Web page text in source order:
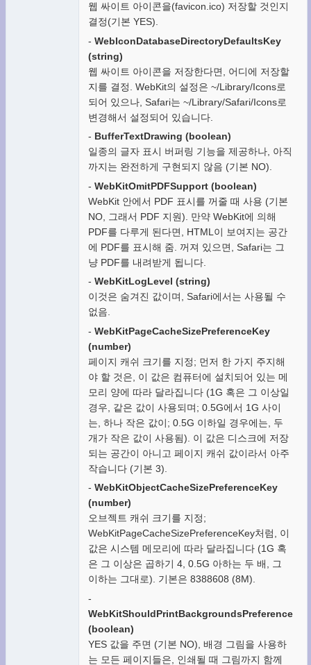
웹 싸이트 아이콘을(favicon.ico) 저장할 것인지
결정(기본 YES).
- WebIconDatabaseDirectoryDefaultsKey
(string)
웹 싸이트 아이콘을 저장한다면, 어디에 저장할
지를 결정. WebKit의 설정은 ~/Library/Icons로
되어 있으나, Safari는 ~/Library/Safari/Icons로
변경해서 설정되어 있습니다.
- BufferTextDrawing (boolean)
일종의 글자 표시 버퍼링 기능을 제공하나, 아직
까지는 완전하게 구현되지 않음 (기본 NO).
- WebKitOmitPDFSupport (boolean)
WebKit 안에서 PDF 표시를 꺼줄 때 사용 (기본
NO, 그래서 PDF 지원). 만약 WebKit에 의해
PDF를 다루게 된다면, HTML이 보여지는 공간
에 PDF를 표시해 줌. 꺼져 있으면, Safari는 그
냥 PDF를 내려받게 됩니다.
- WebKitLogLevel (string)
이것은 숨겨진 값이며, Safari에서는 사용될 수
없음.
- WebKitPageCacheSizePreferenceKey
(number)
페이지 캐쉬 크기를 지정; 먼저 한 가지 주지해
야 할 것은, 이 값은 컴퓨터에 설치되어 있는 메
모리 양에 따라 달라집니다 (1G 혹은 그 이상일
경우, 같은 값이 사용되며; 0.5G에서 1G 사이
는, 하나 작은 값이; 0.5G 이하일 경우에는, 두
개가 작은 값이 사용됨). 이 값은 디스크에 저장
되는 공간이 아니고 페이지 캐쉬 값이라서 아주
작습니다 (기본 3).
- WebKitObjectCacheSizePreferenceKey
(number)
오브젝트 캐쉬 크기를 지정;
WebKitPageCacheSizePreferenceKey처럼, 이
값은 시스템 메모리에 따라 달라집니다 (1G 혹
은 그 이상은 곱하기 4, 0.5G 아하는 두 배, 그
이하는 그대로). 기본은 8388608 (8M).
-
WebKitShouldPrintBackgroundsPreferenceKey
(boolean)
YES 값을 주면 (기본 NO), 배경 그림을 사용하
는 모든 페이지들은, 인쇄될 때 그림까지 함께